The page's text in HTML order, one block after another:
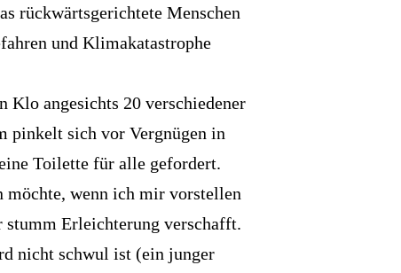
rückwärtsgerichtete Menschen
und Klimakatastrophe
Klo angesichts 20 verschiedener
pinkelt sich vor Vergnügen in
Toilette für alle gefordert.
möchte, wenn ich mir vorstellen
stumm Erleichterung verschafft.
nicht schwul ist (ein junger